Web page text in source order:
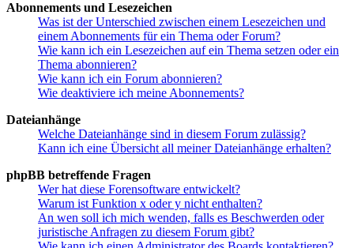
Abonnements und Lesezeichen
Was ist der Unterschied zwischen einem Lesezeichen und
einem Abonnements für ein Thema oder Forum?
Wie kann ich ein Lesezeichen auf ein Thema setzen oder ein
Thema abonnieren?
Wie kann ich ein Forum abonnieren?
Wie deaktiviere ich meine Abonnements?
Dateianhänge
Welche Dateianhänge sind in diesem Forum zulässig?
Kann ich eine Übersicht all meiner Dateianhänge erhalten?
phpBB betreffende Fragen
Wer hat diese Forensoftware entwickelt?
Warum ist Funktion x oder y nicht enthalten?
An wen soll ich mich wenden, falls es Beschwerden oder
juristische Anfragen zu diesem Forum gibt?